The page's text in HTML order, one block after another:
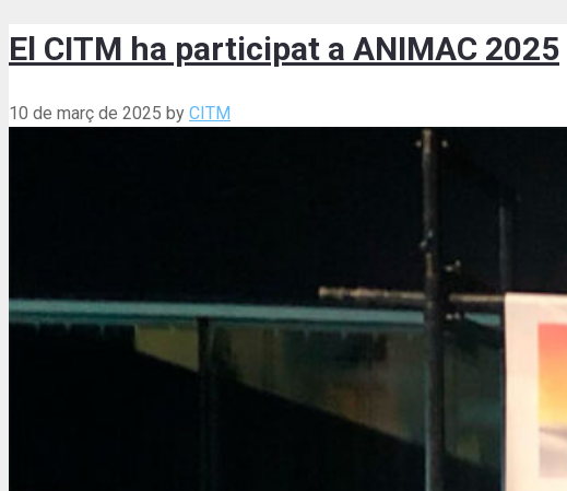
El CITM ha participat a ANIMAC 2025
10 de març de 2025 by CITM